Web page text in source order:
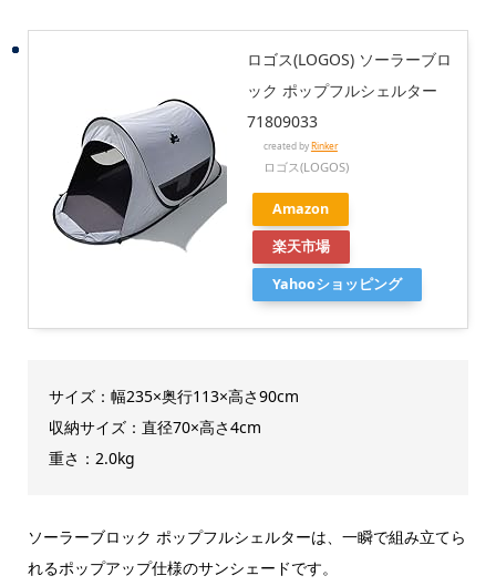
ロゴス(LOGOS) ソーラーブロ
ック ポップフルシェルター
71809033
created byRinker
ロゴス(LOGOS)
Amazon
楽天市場
Yahooショッピング
サイズ：幅235×奥行113×高さ90cm
収納サイズ：直径70×高さ4cm
重さ：2.0kg
ソーラーブロック ポップフルシェルターは、一瞬で組み立てら
れるポップアップ仕様のサンシェードです。